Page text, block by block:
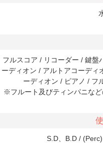
フルスコア / リコーダー / 鍵盤
ーディオン / アルトアコーディ
ーディオン / ピアノ / フ
※フルート及びティンパニなど
S.D、B.D /